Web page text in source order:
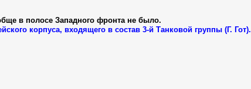
в полосе Западного фронта не было.
корпуса, входящего в состав 3-й Танковой группы (Г. Гот).